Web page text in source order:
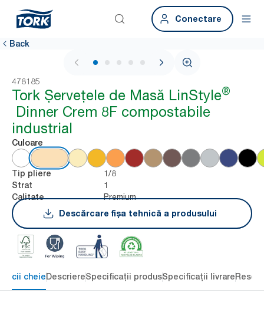
Conectare
Back
1 / 5
478185
Tork Șervețele de Masă LinStyle®
Dinner Crem 8F compostabile
industrial
Culoare
Tip pliere 1/8
Strat 1
Calitate
Premium
Descărcare fișa tehnică a produsului
cheieDescriereSpecificații produsSpecificații livrare